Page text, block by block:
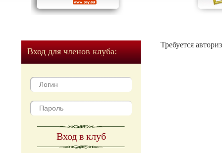
Вход для членов клуба:
Вход в клуб
Требуется